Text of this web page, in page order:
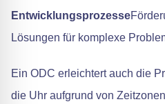
Entwicklungsprozesse
Lösungen für komplexe
Ein ODC erleichtert auch die
die Uhr aufgrund von